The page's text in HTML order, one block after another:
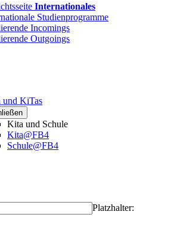
Internationales
Studienprogramme
Incomings
Outgoings
und KiTas
Kita und Schule
Kita@FB4
Schule@FB4
Platzhalter: